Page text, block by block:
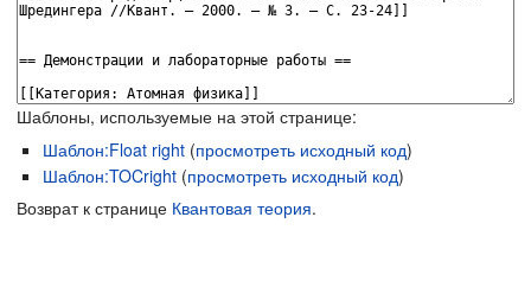
Шаблоны, используемые на этой странице:
Шаблон:Float right (просмотреть исходный код)
Шаблон:TOCright (просмотреть исходный код)
Возврат к странице Квантовая теория.